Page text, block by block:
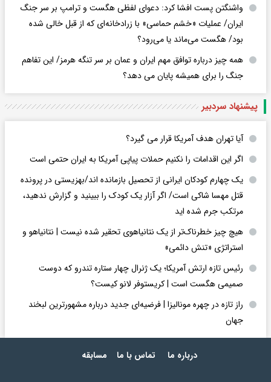
واشنگتن پست افشا کرد: دعوای لفظی هگست و ترامپ بر سر جنگ
ایران/ عملیات «خشم حماسی» با زرادخانه‌ای که از قبل خالی شده
بود/ هگست می‌ماند یا می‌رود؟
همه چیز درباره توافق مهم ایران و عمان بر سر تنگه هرمز/ این تفاهم
جنگ را برای همیشه پایان می دهد؟
پیشنهاد سردبیر
آیا تهران هدف آمریکا قرار می گیرد؟
اگر این اقدامات را نکنیم حملات پیاپی آمریکا به ایران حتمی است
یک چهارم کودکان ایرانی از تحصیل بازمانده اند/بهزیستی در پرونده
قتل مهسا شاکی است/ اگر آزار یک کودک را ببینید و گزارش ندهید،
مرتکب جرم شده اید
هیچ چیز خطرناک‌تر از یک نتانیاهوی تحقیر شده نیست | نتانیاهو و
استراتژی «تنش دائمی»
رئیس تازه ارتش آمریکا؛ یک ژنرال چهار ستاره تندرو که دوست
صمیمی هگست است | کریستوفر لانو کیست؟
راز تازه در چهره مونالیزا | فرضیه‌ای جدید درباره مشهورترین لبخند
جهان
درباره ما تماس با ما مسابقه